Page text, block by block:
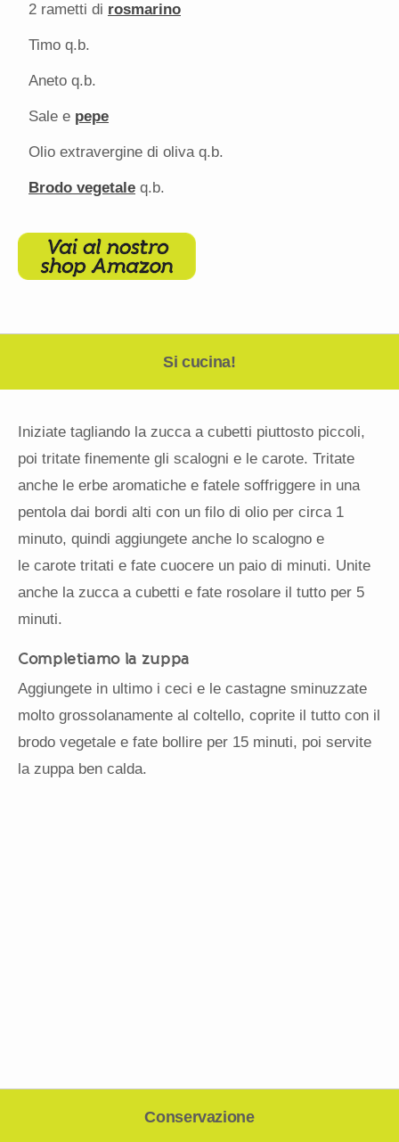
2 rametti di rosmarino
Timo q.b.
Aneto q.b.
Sale e pepe
Olio extravergine di oliva q.b.
Brodo vegetale q.b.
Si cucina!
Iniziate tagliando la zucca a cubetti piuttosto piccoli,
poi tritate finemente gli scalogni e le carote. Tritate
anche le erbe aromatiche e fatele soffriggere in una
pentola dai bordi alti con un filo di olio per circa 1
minuto, quindi aggiungete anche lo scalogno e
le carote tritati e fate cuocere un paio di minuti. Unite
anche la zucca a cubetti e fate rosolare il tutto per 5
minuti.
Completiamo la zuppa
Aggiungete in ultimo i ceci e le castagne sminuzzate
molto grossolanamente al coltello, coprite il tutto con il
brodo vegetale e fate bollire per 15 minuti, poi servite
la zuppa ben calda.
Conservazione